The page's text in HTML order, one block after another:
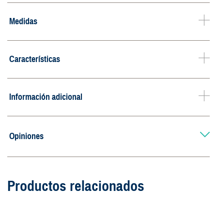
Medidas
Características
Información adicional
Opiniones
Productos relacionados